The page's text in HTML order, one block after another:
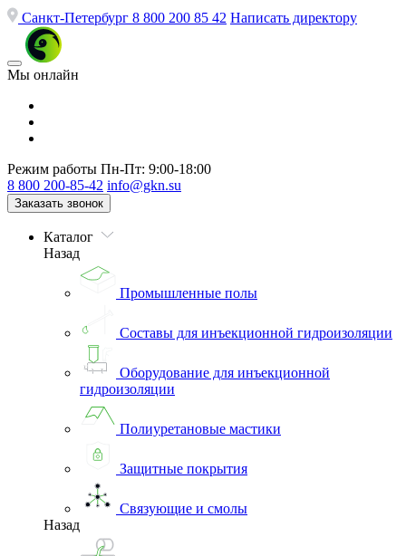
Санкт-Петербург 8 800 200 85 42 Написать директору
Мы онлайн
Режим работы Пн-Пт: 9:00-18:00
8 800 200-85-42 info@gkn.su
Заказать звонок
Каталог
Назад
Промышленные полы
Составы для инъекционной гидроизоляции
Оборудование для инъекционной
гидроизоляции
Полиуретановые мастики
Защитные покрытия
Связующие и смолы
Назад